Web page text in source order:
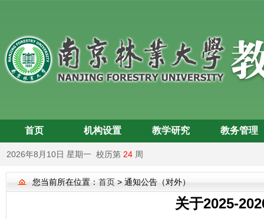
首页 机构设置 教学研究 教务管理
2026年8月10日 星期一 校历第 24 周
您当前所在位置： 首页 > 通知公告（对外）
关于2025-